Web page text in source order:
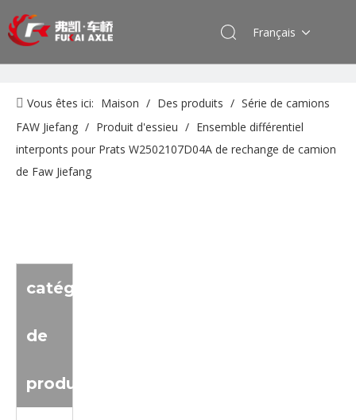
Français
Vous êtes ici: Maison / Des produits / Série de camions
FAW Jiefang / Produit d'essieu / Ensemble différentiel
interponts pour Prats W2502107D04A de rechange de camion
de Faw Jiefang
catégorie
de
produit